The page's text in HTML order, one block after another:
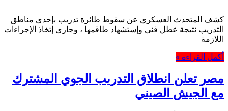
كشف المتحدث العسكري عن سقوط طائرة تدريب بإحدى مناطق
التدريب نتيجة عطل فنى وإستشهاد طاقمها ، وجارى إتخاذ الإجراءات
اللازمة
أكمل القراءة »
مصر تعلن انطلاق التدريب الجوي المشترك
مع الجيش الصيني